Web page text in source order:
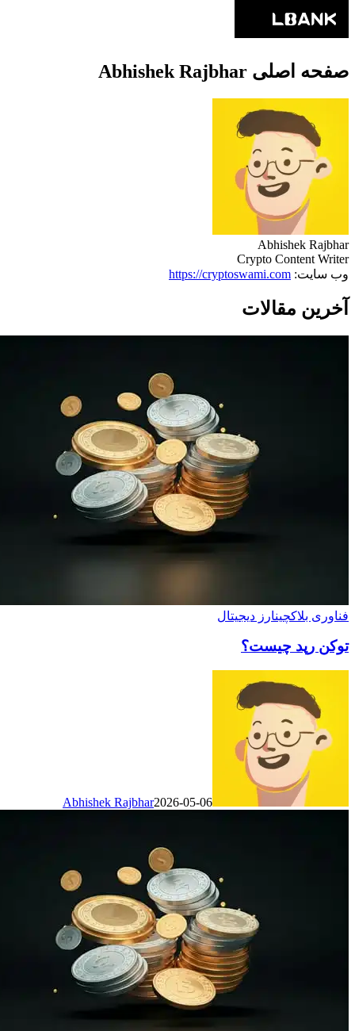
صفحه اصلی Abhishek Rajbhar
Abhishek Rajbhar
Crypto Content Writer
وب سایت: https://cryptoswami.com
آخرین مقالات
فناوری بلاکچینارز دیجیتال
توکن رپد چیست؟
Abhishek Rajbhar2026-05-06